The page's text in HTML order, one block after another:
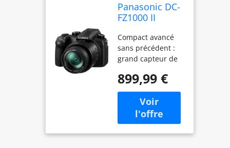
Panasonic DC-
FZ1000 II
Bridgekamera
(1 Zoll Sensor,
20 MP, 16x
Zoom LEICA
Objektiv, 4K)
schwarz,
Kompakt
Compact avancé
sans précédent :
grand capteur de
lumineux LEICA
avec zoom optique
16x Les boutons de
fonction offrent un
accès facile à
certains
899,99 €